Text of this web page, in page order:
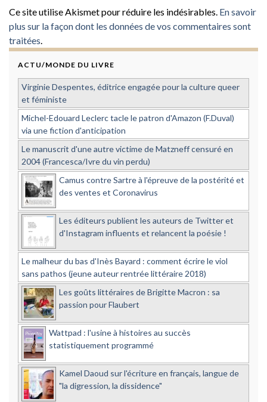
Ce site utilise Akismet pour réduire les indésirables. En savoir
plus sur la façon dont les données de vos commentaires sont
traitées.
ACTU/MONDE DU LIVRE
Virginie Despentes, éditrice engagée pour la culture queer
et féministe
Michel-Edouard Leclerc tacle le patron d'Amazon (F.Duval)
via une fiction d'anticipation
Le manuscrit d'une autre victime de Matzneff censuré en
2004 (Francesca/Ivre du vin perdu)
Camus contre Sartre à l'épreuve de la postérité et
des ventes et Coronavirus
Les éditeurs publient les auteurs de Twitter et
d'Instagram influents et relancent la poésie !
Le malheur du bas d'Inès Bayard : comment écrire le viol
sans pathos (jeune auteur rentrée littéraire 2018)
Les goûts littéraires de Brigitte Macron : sa
passion pour Flaubert
Wattpad : l'usine à histoires au succès
statistiquement programmé
Kamel Daoud sur l'écriture en français, langue de
"la digression, la dissidence"